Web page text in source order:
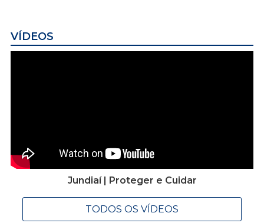
VÍDEOS
Jundiaí | Proteger e Cuidar
TODOS OS VÍDEOS